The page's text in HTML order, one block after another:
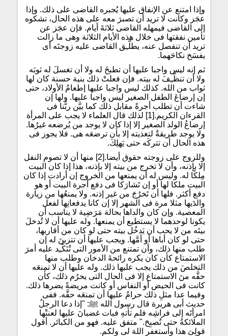
وإذا امتنع عن الإنفاق عليها يُجبره القاضى على ذلك. وإذا
عجَز وكانت لا تريد أن تصبرَ معه على هذه الحال، تشكوه
إلى القاضى فيمهله القاضى ثلاثةَ أيام. فإن عجَز عن
تأمين نفقتها فى خلال هذه الأيام الثلاثة وهى ما زالت
تريد أن تنفصل عنه، يطلّـِق القاضى عليه زوجتَه أى
يفسَخ نكاحَهما.
ثم إنه ليس واجبا عليها أن تطبخَ له ولا أن تغسلَ له ثوبَه
ولا أن تنظّـِفَ له بيته. فإن فعلتْ ذلك بنية حسنة كان لها
ثواب من الله. كذلك ليس واجبا عليها إطعامُ الأولاد، حتى
إن إرضاعَ الطفل الصغير ليس واجبا عليها. ولها إن
شاءت أن تطلب أجرةً مقابل ذلك كما بيَّن ربُّنا فى
القرءان الكريم.[1] لذلك قال العلماء لا يجب على المرأة
إرضاعُ الولد الصغير إلا إذا كان لا يوجد من يُرضعه غيرُها.
ولا يوجد طريقةٌ لتغذيته إلا بأن ترضعَه هى. فلا يجوز فى
هذه الحال أن تتركَه حتى يَهلِكَ.
وللزوج على زوجته حقوق أيضا.[2] منها أن لا تصوم النفل
إلا بإذنه، وأن لا تخرج من بيته إلا بإذنه، هذا إذا كان البيت
مِلكًا له. وليس له أن يمنعها من الخروج إن أرادت إذا كان
البيت ملكا لها أو إن تَشارَكا فى دفع أجرة البيت أو هو
دفع أكثر. فلها أن تَخرُجَ من غير إذنه. ولا يمنعُها من زيارة
والدَيها مثلا مرة فى الشهر إلا إن كانا يدفعانِها لفعل
المعصية. وإن كان والداها بحالة مَرَضِية لا يناسب أن
يكونا لوحدهما لا يستطيع أن يمنعها. وله عليها أن لا تُدخلَ
بيتَه من لا يحب أن يَدخُل بيته حتى لو كان من أقاربها،
حتى لو كان أباها أو أمَّها. ويجب عليها أن تتزينَ له إن
طلب منها ذلك، وأن تمتنع من الأمور التى تُنَكّـِد عليه أمرَ
الاستمتاع كأن كان يكره رائحةَ الدخان وطلب منها
التخلصَ من ذلك يجب عليها ذلك. وله عليها أن لا تمنعَه
حقَّه منَ الاستمتاع إلا فى الحال التى يحرُم ذلك، كأن
كانت فى الحيض أو النفاس أو كانت مريضةً يضرها ذلك.
وفيما عدا مثلِ ذلك حرامٌ عليها أن تمنعَه حقَّه. ففى
حديث أبى هريرة قال رسول الله ﷺ: "إذا دعا الرجلُ
امرأتَه إلى فراشِه فلم تأتهِ فبات غضبانَ عليها لعنتْها
الملائكةُ حتى تُصبِحَ." متفق عليه. فهو من الكبائر. أقول
قولِىَ هذا وأستغفر اللهَ لى ولكم.